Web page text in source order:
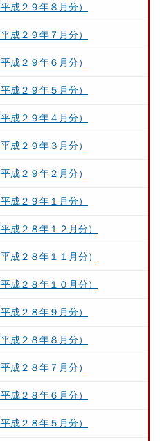
成２９年８月分）
成２９年７月分）
成２９年６月分）
成２９年５月分）
成２９年４月分）
成２９年３月分）
成２９年２月分）
成２９年１月分）
成２８年１２月分）
成２８年１１月分）
成２８年１０月分）
成２８年９月分）
成２８年８月分）
成２８年７月分）
成２８年６月分）
成２８年５月分）